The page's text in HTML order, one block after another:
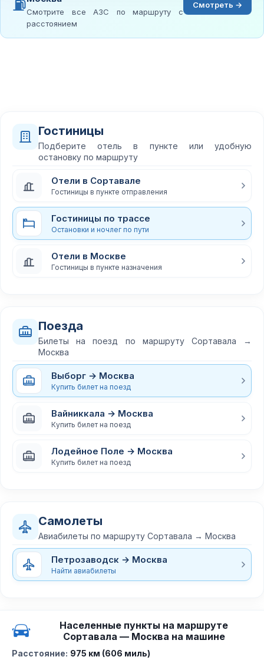
⛽Смотрите все АЗС по маршруту с
расстоянием
Смотреть →
Гостиницы
Подберите отель в пункте или удобную
остановку по маршруту
Отели в Сортавале
Гостиницы в пункте отправления
Гостиницы по трассе
Остановки и ночлег по пути
Отели в Москве
Гостиницы в пункте назначения
Поезда
Билеты на поезд по маршруту Сортавала →
Москва
Выборг → Москва
Купить билет на поезд
Вайниккала → Москва
Купить билет на поезд
Лодейное Поле → Москва
Купить билет на поезд
Самолеты
Авиабилеты по маршруту Сортавала → Москва
Петрозаводск → Москва
Найти авиабилеты
Населенные пункты на маршруте
Сортавала — Москва на машине
Расстояние: 975 км (606 миль)